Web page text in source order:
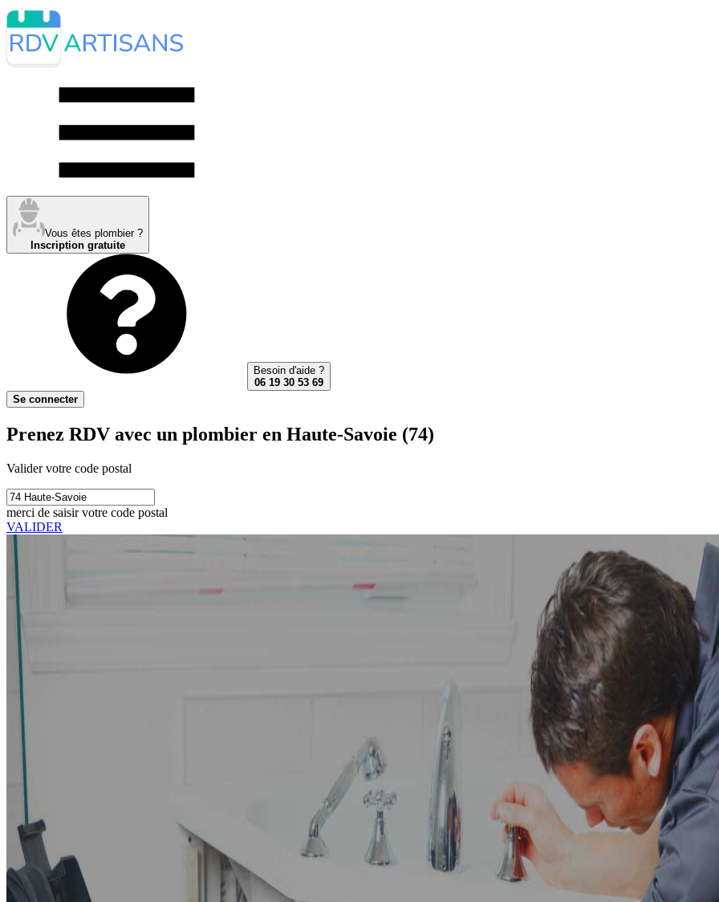
Vous êtes plombier ?
Inscription gratuite
Besoin d'aide ?
06 19 30 53 69
Se connecter
Prenez RDV avec un plombier en Haute-Savoie (74)
Valider votre code postal
merci de saisir votre code postal
VALIDER